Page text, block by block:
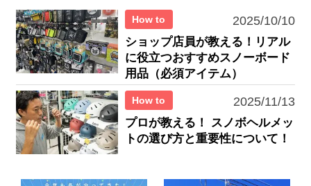
How to 2025/10/10
ショップ店員が教える！リアル
に役立つおすすめスノーボード
用品（必須アイテム）
How to 2025/11/13
プロが教える！ スノボヘルメッ
トの選び方と重要性について！